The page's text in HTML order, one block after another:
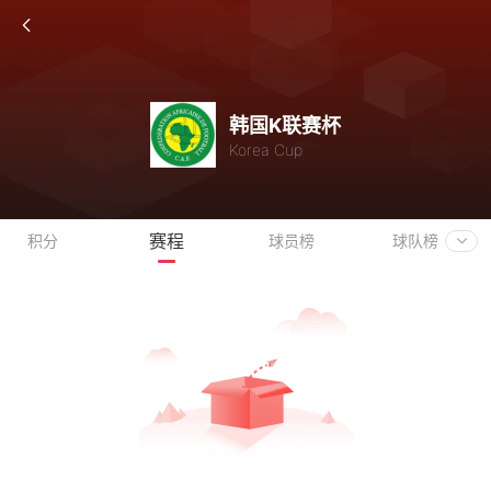
韩国K联赛杯
Korea Cup
积分 赛程 球员榜 球队榜